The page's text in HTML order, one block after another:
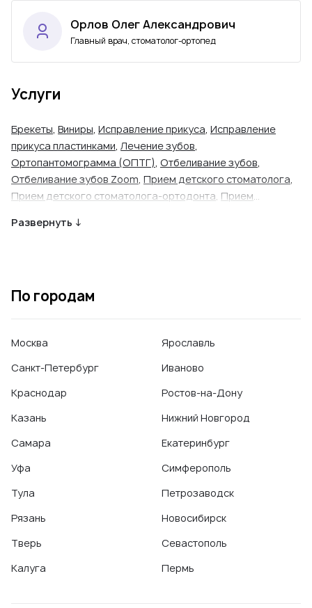
Орлов Олег Александрович
Главный врач, стоматолог-ортопед
Услуги
Брекеты, Виниры, Исправление прикуса, Исправление
прикуса пластинками, Лечение зубов,
Ортопантомограмма (ОПТГ), Отбеливание зубов,
Отбеливание зубов Zoom, Прием детского стоматолога,
Прием детского стоматолога-ортодонта, Прием
Прием стоматолога-ортодонта
(простое),Удаление зуба (сложное)
Развернуть ↓
По городам
Москва
Санкт-Петербург
Краснодар
Казань
Самара
Уфа
Тула
Рязань
Тверь
Калуга
Ярославль
Иваново
Ростов-на-Дону
Нижний Новгород
Екатеринбург
Симферополь
Петрозаводск
Новосибирск
Севастополь
Пермь